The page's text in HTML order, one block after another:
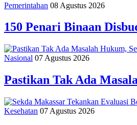
Pemerintahan 08 Agustus 2026
150 Penari Binaan
Nasional 07 Agustus 2026
Pastikan Tak Ada
Kesehatan 07 Agustus 2026